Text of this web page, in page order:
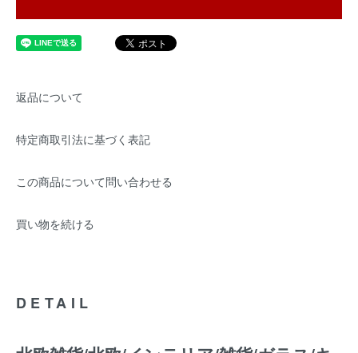
返品について
特定商取引法に基づく表記
この商品について問い合わせる
買い物を続ける
DETAIL